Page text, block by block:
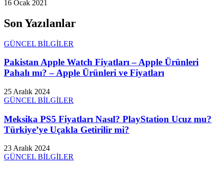
16 Ocak 2021
Son Yazılanlar
GÜNCEL BİLGİLER
Pakistan Apple Watch Fiyatları – Apple Ürünleri
Pahalı mı? – Apple Ürünleri ve Fiyatları
25 Aralık 2024
GÜNCEL BİLGİLER
Meksika PS5 Fiyatları Nasıl? PlayStation Ucuz mu?
Türkiye’ye Uçakla Getirilir mi?
23 Aralık 2024
GÜNCEL BİLGİLER